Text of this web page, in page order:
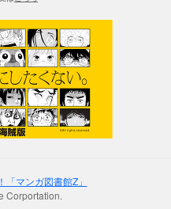
マンガ図書館Z」
Corportation.